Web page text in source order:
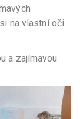
na vlastní oči
a zajímavou